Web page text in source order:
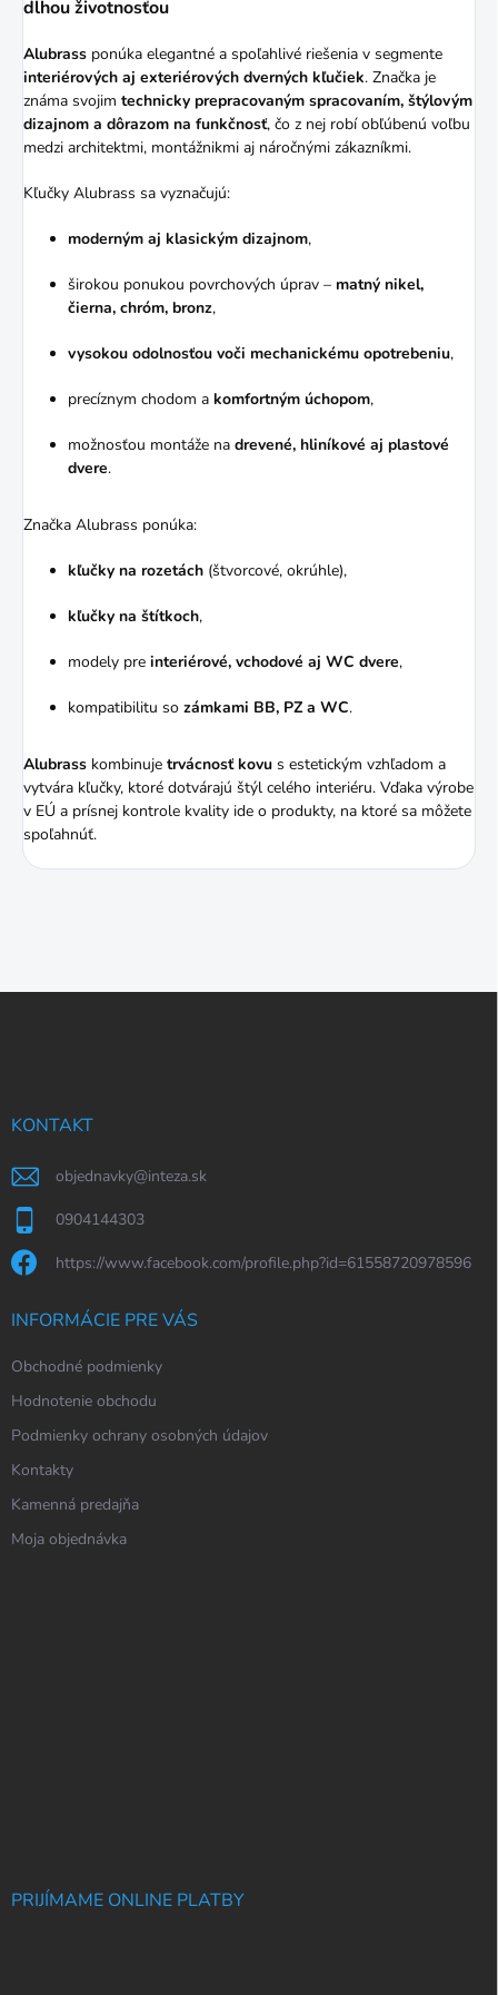
dlhou životnosťou
Alubrass ponúka elegantné a spoľahlivé riešenia v segmente
interiérových aj exteriérových dverných kľučiek. Značka je
známa svojim technicky prepracovaným spracovaním, štýlovým
dizajnom a dôrazom na funkčnosť, čo z nej robí obľúbenú voľbu
medzi architektmi, montážnikmi aj náročnými zákazníkmi.
Kľučky Alubrass sa vyznačujú:
moderným aj klasickým dizajnom,
širokou ponukou povrchových úprav – matný nikel,
čierna, chróm, bronz,
vysokou odolnosťou voči mechanickému opotrebeniu,
precíznym chodom a komfortným úchopom,
možnosťou montáže na drevené, hliníkové aj plastové
dvere.
Značka Alubrass ponúka:
kľučky na rozetách (štvorcové, okrúhle),
kľučky na štítkoch,
modely pre interiérové, vchodové aj WC dvere,
kompatibilitu so zámkami BB, PZ a WC.
Alubrass kombinuje trvácnosť kovu s estetickým vzhľadom a
vytvára kľučky, ktoré dotvárajú štýl celého interiéru. Vďaka výrobe
v EÚ a prísnej kontrole kvality ide o produkty, na ktoré sa môžete
spoľahnúť.
KONTAKT
objednavky@inteza.sk
0904144303
https://www.facebook.com/profile.php?id=61558720978596
INFORMÁCIE PRE VÁS
Obchodné podmienky
Hodnotenie obchodu
Podmienky ochrany osobných údajov
Kontakty
Kamenná predajňa
Moja objednávka
PRIJÍMAME ONLINE PLATBY